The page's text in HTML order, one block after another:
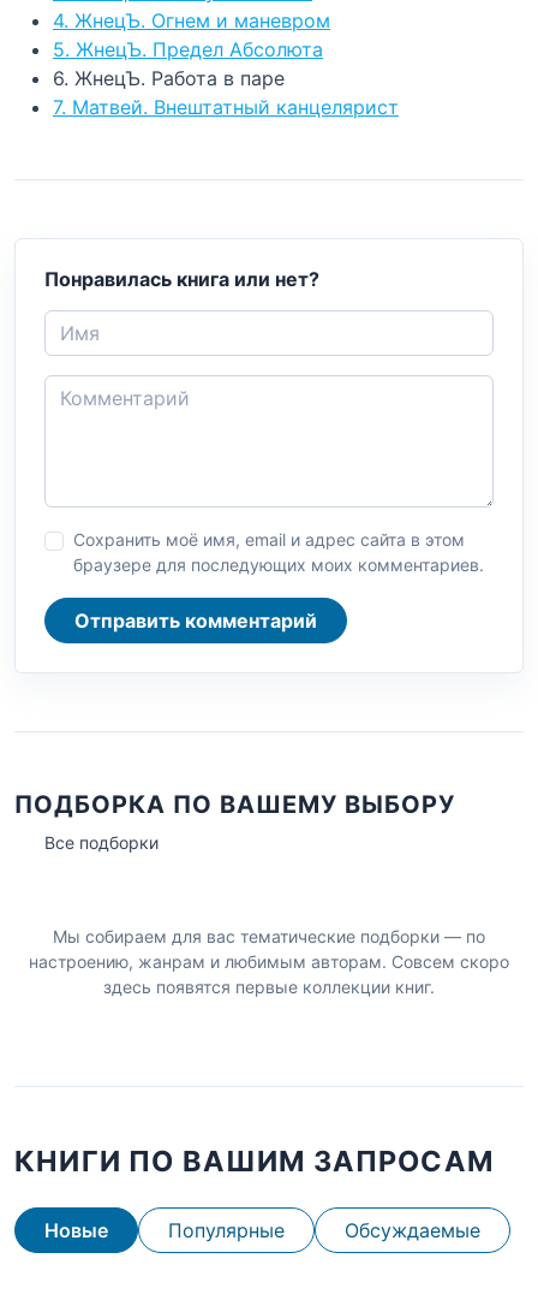
4. ЖнецЪ. Огнем и маневром
5. ЖнецЪ. Предел Абсолюта
6. ЖнецЪ. Работа в паре
7. Матвей. Внештатный канцелярист
Понравилась книга или нет?
Сохранить моё имя, email и адрес сайта в этом
браузере для последующих моих комментариев.
Отправить комментарий
ПОДБОРКА ПО ВАШЕМУ ВЫБОРУ
Все подборки
Мы собираем для вас тематические подборки — по
настроению, жанрам и любимым авторам. Совсем скоро
здесь появятся первые коллекции книг.
КНИГИ ПО ВАШИМ ЗАПРОСАМ
Новые Популярные Обсуждаемые